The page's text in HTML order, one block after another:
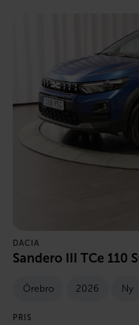
DACIA
Sandero III TCe 110
Örebro 2026 Ny
PRIS